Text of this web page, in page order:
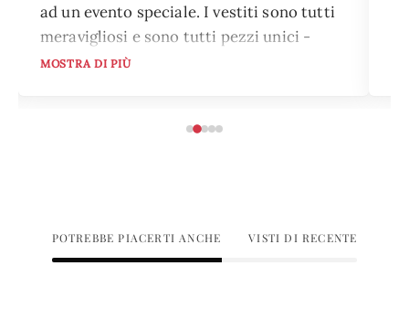
ad un evento speciale. I vestiti sono tutti
meravigliosi e sono tutti pezzi unici -
nessuna sarà vestita come te! Ampia
stia cercando un abito. Il servizio è
il resto ci pensa Dream Rent.
MOSTRA DI PIÙ
POTREBBE PIACERTI ANCHE VISTI DI RECENTE